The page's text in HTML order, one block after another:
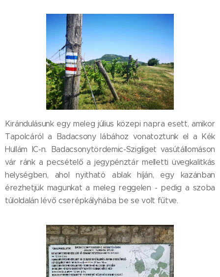
Kirándulásunk egy meleg július közepi napra esett, amikor
Tapolcáról a Badacsony lábához vonatoztunk el a Kék
Hullám IC-n. Badacsonytördemic-Szigliget vasútállomáson
vár ránk a pecsételő a jegypénztár melletti üvegkalitkás
helységben, ahol nyitható ablak híján, egy kazánban
érezhetjük magunkat a meleg reggelen - pedig a szoba
túloldalán lévő cserépkályhába be se volt fűtve.